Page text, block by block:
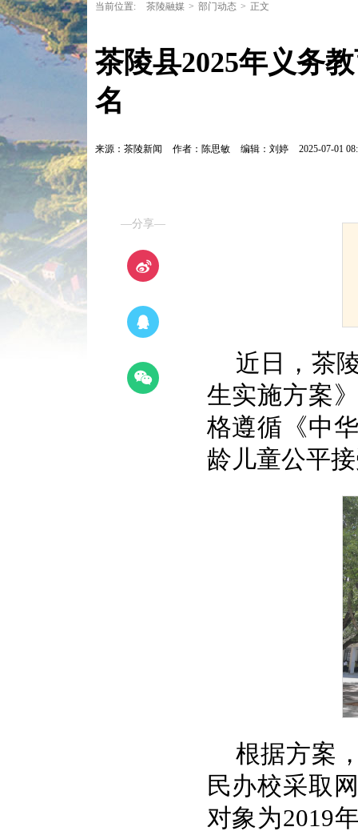
当前位置: 茶陵融媒 > 部门动态 > 正文
茶陵县2025年义务
名
来源：茶陵新闻 作者：陈思敏 编辑：刘婷 2025-07-01
—分享—
近日，茶
生实施方案
格遵循《中
龄儿童公平
根据方案
民办校采取
对象为2019